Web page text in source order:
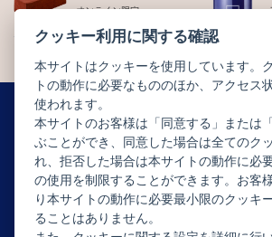
オンライン限定
ニュースレター配信登録はこ
クッキー利用に関する確認
本サイトはクッキーを使用しています。
トの動作に必要なもののほか、アクセス
使われます。
本サイトのお客様は「同意する」または
ぶことができ、同意した場合は全てのク
れ、拒否した場合は本サイトの動作に必
の使用を制限することができます。お客
り本サイトの動作に必要最小限のクッキ
ることはありません。